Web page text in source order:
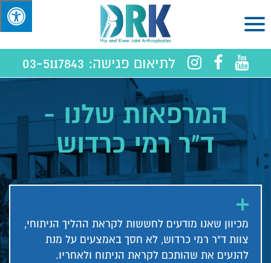
לתיאום פגישה: 03-5117843
המרפאות שלנו -
ד"ר רמי כרדוש
מכיוון שאנו מודעים לחששות לקראת ההליך הניתוחי,
צוות ד"ר רמי כרדוש, לא חסך באמצעים על מנת
להנעים את שהותכם לקראת הניתוח ולאחריו.